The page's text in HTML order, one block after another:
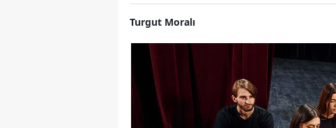
Turgut Moralı